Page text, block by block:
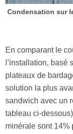
Condensation sur
En comparant le
l’installation, basé
plateaux de
solution la plus
sandwich avec un
tableau ci-
minérale sont 14%